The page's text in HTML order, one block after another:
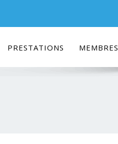
PRESTATIONS MEMBRES